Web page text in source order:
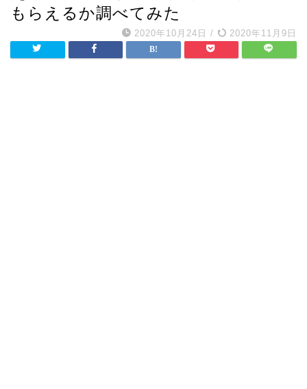
もらえるか調べてみた
2020年10月24日 / 2020年11月9日